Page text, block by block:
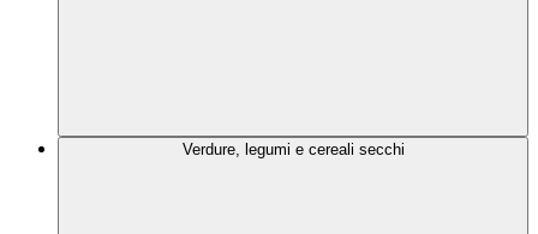
Verdure, legumi e cereali secchi